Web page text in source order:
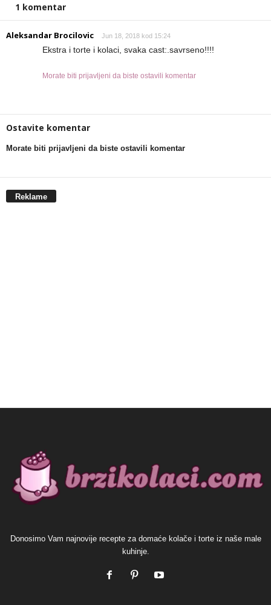
1 komentar
Aleksandar Brocilovic Jun 18, 2018 kod 15:24
Ekstra i torte i kolaci, svaka cast:.savrseno!!!!
Morate biti prijavljeni da biste ostavili komentar
Ostavite komentar
Morate biti prijavljeni da biste ostavili komentar
Reklame
Donosimo Vam najnovije recepte za domaće kolače i torte iz naše male
kuhinje.